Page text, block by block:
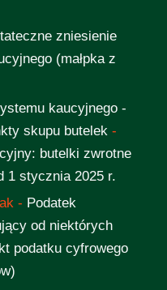
zniesienie
(małpka z
kaucyjnego -
skupu butelek -
butelki zwrotne
1 stycznia 2025 r.
- Podatek
od niektórych
podatku cyfrowego